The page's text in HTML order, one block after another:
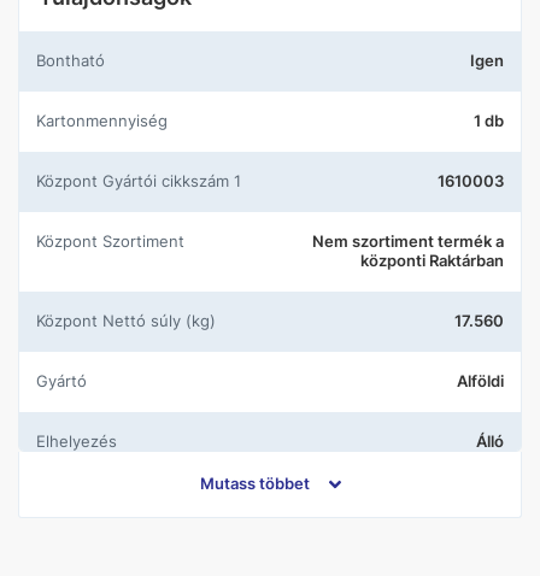
Bontható Igen
Kartonmennyiség 1 db
központ Gyártói cikkszám 1 1610003
központ Szortiment
Nem szortiment termék a
központi Raktárban
központ Nettó súly (kg) 17.560
Gyártó Alföldi
Elhelyezés Álló
Mutass többet